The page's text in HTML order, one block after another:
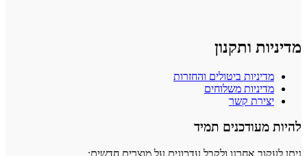
ותקנון
מדיניות ביטולים והחזרות
מדיניות משלוחים
יצירת קשר
מעודכנים תמיד
לעקוב אחרנו ולקבל עדכונים על מוצרים חדשים: